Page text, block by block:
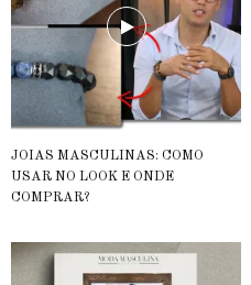
JOIAS MASCULINAS: COMO
USAR NO LOOK E ONDE
COMPRAR?